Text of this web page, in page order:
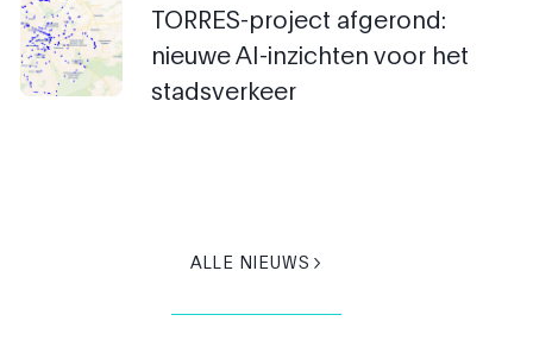
TORRES-project afgerond:
nieuwe AI-inzichten voor het
stadsverkeer
ALLE NIEUWS